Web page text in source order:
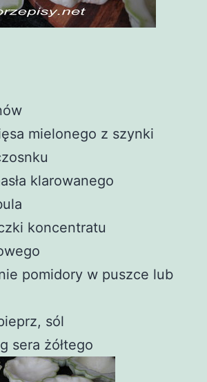
mielonego z szynki
klarowanego
koncentratu
pomidory w puszce lub
sól
sera żółtego